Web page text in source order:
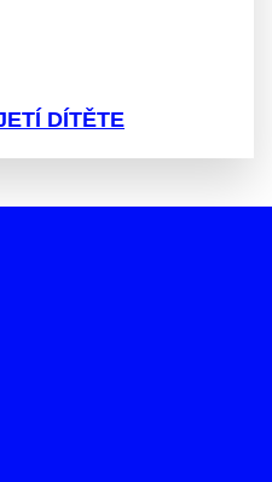
DÍTĚTE